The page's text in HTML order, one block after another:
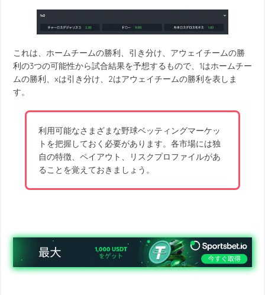
これは、ホームチームの勝利、引き分け、アウェイチームの勝
利の3つの可能性から試合結果を予想するもので、1はホームチー
ムの勝利、xは引き分け、2はアウェイチームの勝利を表しま
す。
利用可能なさまざまな野球ベッティングマーケッ
トを把握しておく必要があります。各市場には独
自の特徴、ペイアウト、リスクプロファイルがあ
ることを覚えておきましょう。